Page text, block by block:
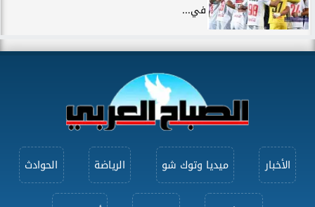
في...
الأخبار ميديا وتوك شو الرياضة الحوادث